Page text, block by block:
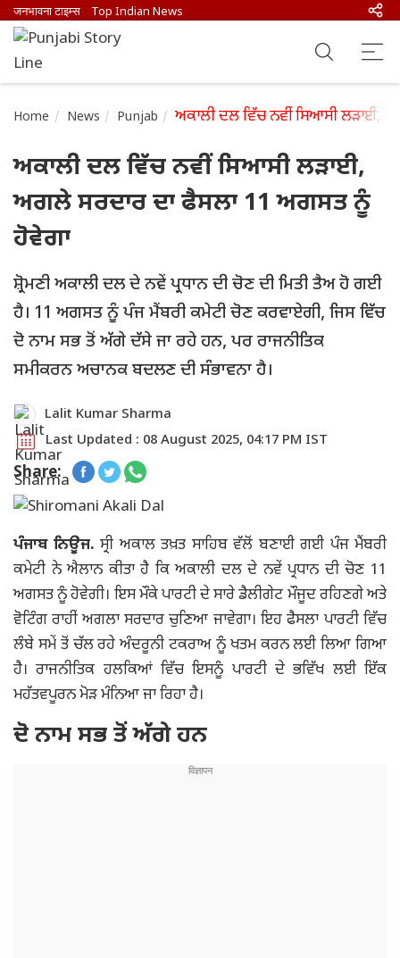
जनभावना टाइम्स Top Indian News
Home News Punjab ਅਕਾਲੀ ਦਲ ਵਿੱਚ ਨਵੀਂ ਸਿਆਸੀ ਲੜਾਈ,
ਅਕਾਲੀ ਦਲ ਵਿੱਚ ਨਵੀਂ ਸਿਆਸੀ ਲੜਾਈ,
ਅਗਲੇ ਸਰਦਾਰ ਦਾ ਫੈਸਲਾ 11 ਅਗਸਤ ਨੂੰ
ਹੋਵੇਗਾ
ਸ਼੍ਰੋਮਣੀ ਅਕਾਲੀ ਦਲ ਦੇ ਨਵੇਂ ਪ੍ਰਧਾਨ ਦੀ ਚੋਣ ਦੀ ਮਿਤੀ ਤੈਅ ਹੋ ਗਈ
ਹੈ। 11 ਅਗਸਤ ਨੂੰ ਪੰਜ ਮੈਂਬਰੀ ਕਮੇਟੀ ਚੋਣ ਕਰਵਾਏਗੀ, ਜਿਸ ਵਿੱਚ
ਦੋ ਨਾਮ ਸਭ ਤੋਂ ਅੱਗੇ ਦੱਸੇ ਜਾ ਰਹੇ ਹਨ, ਪਰ ਰਾਜਨੀਤਿਕ
ਸਮੀਕਰਨ ਅਚਾਨਕ ਬਦਲਣ ਦੀ ਸੰਭਾਵਨਾ ਹੈ।
Lalit Kumar Sharma
Last Updated : 08 August 2025, 04:17 PM IST
Share:
ਪੰਜਾਬ ਨਿਊਜ. ਸ੍ਰੀ ਅਕਾਲ ਤਖ਼ਤ ਸਾਹਿਬ ਵੱਲੋਂ ਬਣਾਈ ਗਈ ਪੰਜ ਮੈਂਬਰੀ
ਕਮੇਟੀ ਨੇ ਐਲਾਨ ਕੀਤਾ ਹੈ ਕਿ ਅਕਾਲੀ ਦਲ ਦੇ ਨਵੇਂ ਪ੍ਰਧਾਨ ਦੀ ਚੋਣ 11
ਅਗਸਤ ਨੂੰ ਹੋਵੇਗੀ। ਇਸ ਮੌਕੇ ਪਾਰਟੀ ਦੇ ਸਾਰੇ ਡੈਲੀਗੇਟ ਮੌਜੂਦ ਰਹਿਣਗੇ ਅਤੇ
ਵੋਟਿੰਗ ਰਾਹੀਂ ਅਗਲਾ ਸਰਦਾਰ ਚੁਣਿਆ ਜਾਵੇਗਾ। ਇਹ ਫੈਸਲਾ ਪਾਰਟੀ ਵਿੱਚ
ਲੰਬੇ ਸਮੇਂ ਤੋਂ ਚੱਲ ਰਹੇ ਅੰਦਰੂਨੀ ਟਕਰਾਅ ਨੂੰ ਖਤਮ ਕਰਨ ਲਈ ਲਿਆ ਗਿਆ
ਹੈ। ਰਾਜਨੀਤਿਕ ਹਲਕਿਆਂ ਵਿੱਚ ਇਸਨੂੰ ਪਾਰਟੀ ਦੇ ਭਵਿੱਖ ਲਈ ਇੱਕ
ਮਹੱਤਵਪੂਰਨ ਮੋੜ ਮੰਨਿਆ ਜਾ ਰਿਹਾ ਹੈ।
ਦੋ ਨਾਮ ਸਭ ਤੋਂ ਅੱਗੇ ਹਨ